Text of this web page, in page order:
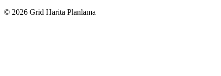
© 2026 Grid Harita Planlama